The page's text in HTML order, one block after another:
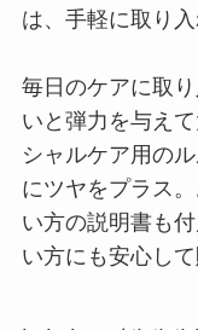
は、手軽に取り
毎日のケアに取
いと弾力を与え
シャルケア用の
にツヤをプラス
い方の説明書も
い方にも安心して